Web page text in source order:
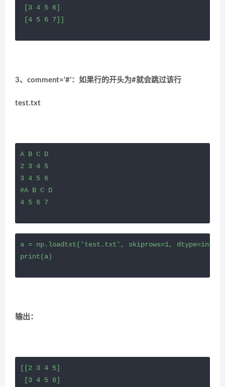
[3 4 5 6]
[4 5 6 7]]
3、comment=‘#’：如果行的开头为#就会跳过该行
test.txt
A B C D
2 3 4 5
3 4 5 6
#A B C D
4 5 6 7
a = np.loadtxt('test.txt', skiprows=1, dtype=int,
print(a)
输出：
[[2 3 4 5]
[3 4 5 6]